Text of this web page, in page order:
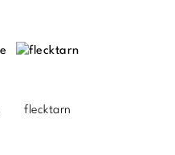
flecktarn